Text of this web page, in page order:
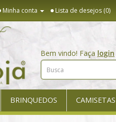
Minha conta Lista de desejos (0)
Bem vindo! Faça login
BRINQUEDOS CAMISETAS